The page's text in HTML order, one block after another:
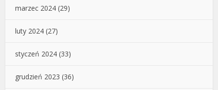
marzec 2024 (29)
luty 2024 (27)
styczeń 2024 (33)
grudzień 2023 (36)